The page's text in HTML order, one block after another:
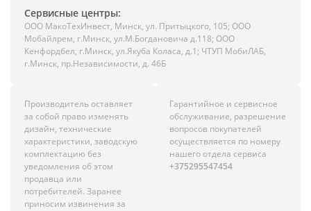
Сервисные центры:
ООО МакоТехИнвест, Минск, ул. Притыцкого, 105; ООО
Мобайлрем, г.Минск, ул.М.Богдановича д.118; ООО
Кенфордбел, г.Минск, ул.Якуба Коласа, д.1; ЧТУП МобиЛАБ,
г.Минск, пр.Независимости, д. 46Б
Производитель оставляет
за собой право изменять
дизайн, технические
характеристики, заводскую
комплектацию без
уведомления об этом
продавца или
потребителей. Заранее
приносим извинения за
Гарантийное и сервисное
обслуживание, разрешение
вопросов покупателей
осуществляется по номеру
нашего отдела сервиса
+375295547454